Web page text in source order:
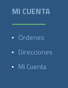
MI CUENTA
Ordenes
Direcciones
Mi Cuenta